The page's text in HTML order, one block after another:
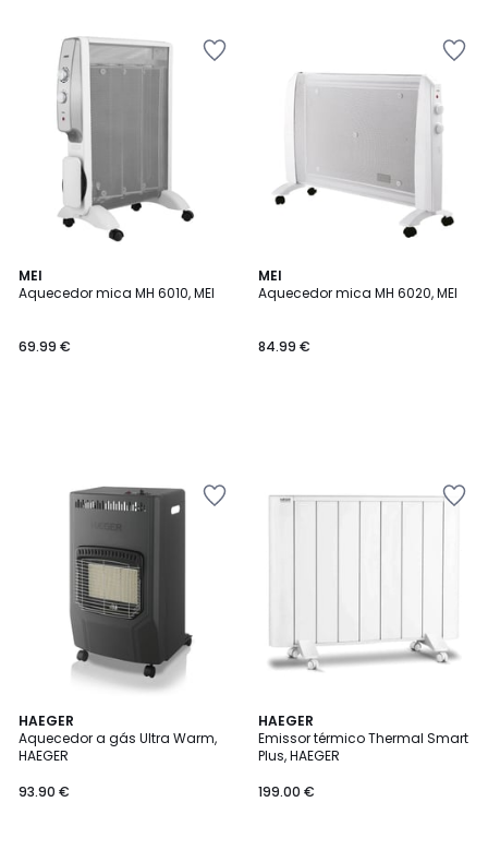
MEI
Aquecedor mica MH 6010, MEI
69.99 €
MEI
Aquecedor mica MH 6020, MEI
84.99 €
HAEGER
Aquecedor a gás Ultra Warm,
HAEGER
93.90 €
HAEGER
Emissor térmico Thermal Smart
Plus, HAEGER
199.00 €